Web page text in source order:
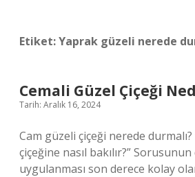
Etiket:Yaprak güzeli nerede
Cemali Güzel Çiçeği
Tarih: Aralık 16, 2024
Cam güzeli çiçeği nerede
çiçeğine nasıl bakılır?” Sorusunun
uygulanması son derece kolay